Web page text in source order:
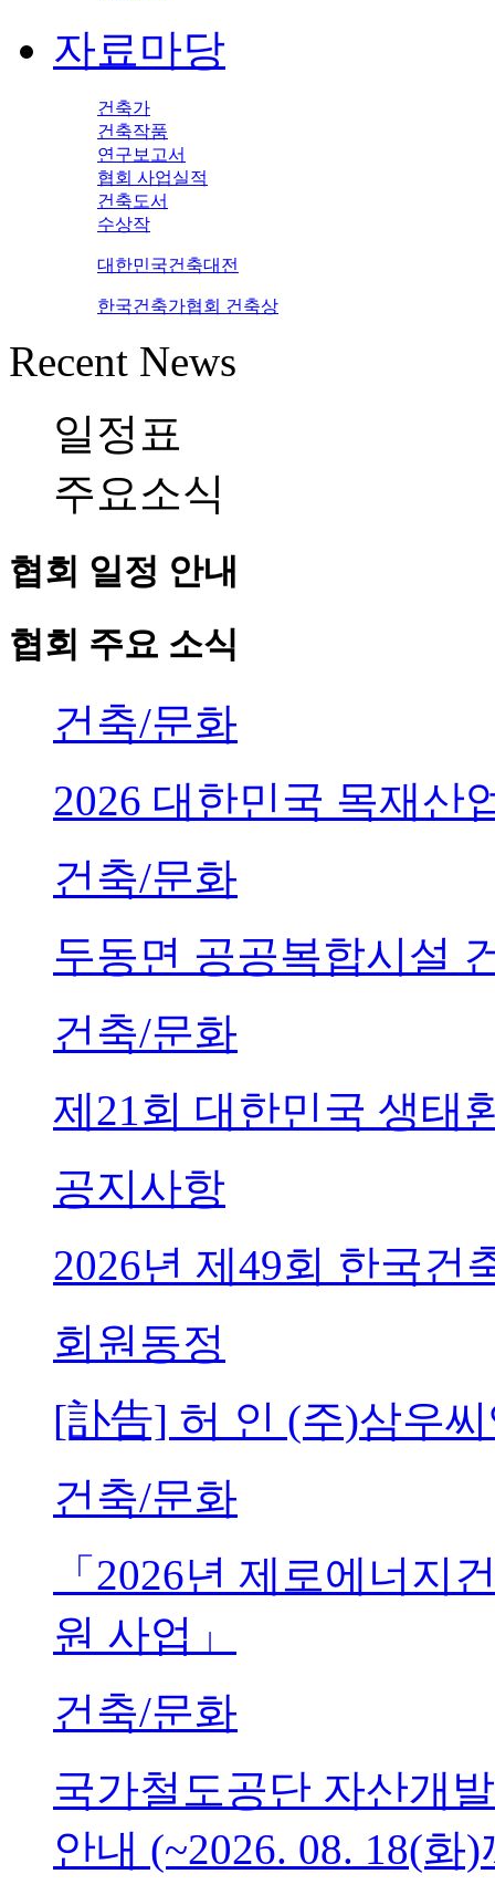
자료마당
건축가
건축작품
연구보고서
협회 사업실적
건축도서
수상작
대한민국건축대전
한국건축가협회 건축상
Recent News
일정표
주요소식
협회 일정 안내
협회 주요 소식
건축/문화
2026 대한민국 목재산
건축/문화
두동면 공공복합시설
건축/문화
제21회 대한민국 생태
공지사항
2026년 제49회 한국건
회원동정
[訃告] 허 인 (주)삼우
건축/문화
「2026년 제로에너지
원 사업」
건축/문화
국가철도공단 자산개
안내 (~2026. 08. 18(화